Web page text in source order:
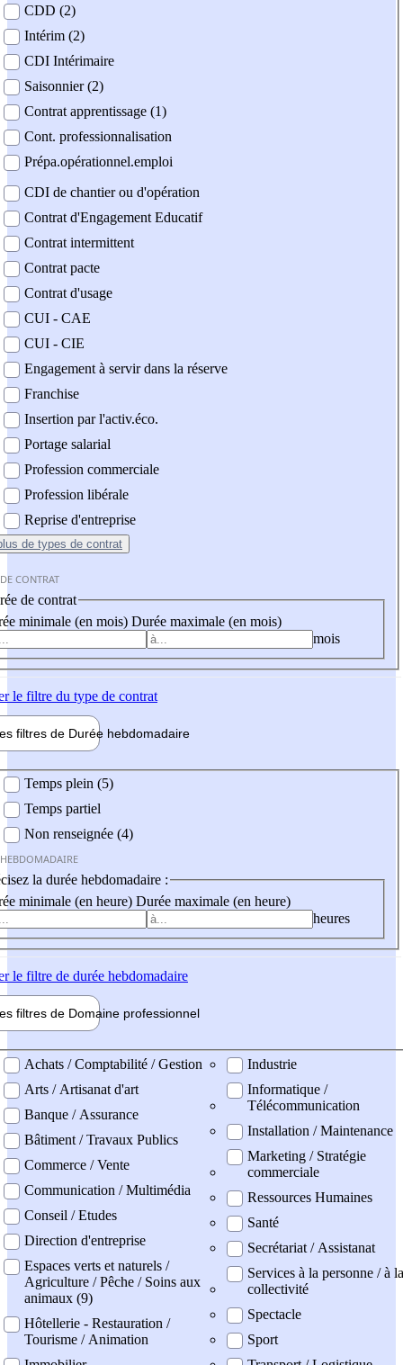
CDD (2)
Intérim (2)
CDI Intérimaire
Saisonnier (2)
Contrat apprentissage (1)
Cont. professionnalisation
Prépa.opérationnel.emploi
CDI de chantier ou d'opération
Contrat d'Engagement Educatif
Contrat intermittent
Contrat pacte
Contrat d'usage
CUI - CAE
CUI - CIE
Engagement à servir dans la réserve
Franchise
Insertion par l'activ.éco.
Portage salarial
Profession commerciale
Profession libérale
Reprise d'entreprise
de types de contrat
CONTRAT
de contrat
minimale (en mois) Durée maximale (en mois)
mois
le filtre du type de contrat
filtres de Durée hebdomadaire
Temps plein (5)
Temps partiel
Non renseignée (4)
la durée hebdomadaire :
minimale (en heure) Durée maximale (en heure)
heures
le filtre de durée hebdomadaire
filtres de Domaine professionnel
professionel
Achats / Comptabilité / Gestion
Arts / Artisanat d'art
Banque / Assurance
Bâtiment / Travaux Publics
Commerce / Vente
Communication / Multimédia
Conseil / Etudes
Direction d'entreprise
Espaces verts et naturels /
Agriculture / Pêche / Soins aux
animaux (9)
Hôtellerie - Restauration /
Tourisme / Animation
Industrie
Informatique /
Télécommunication
Installation / Maintenance
Marketing / Stratégie
commerciale
Ressources Humaines
Santé
Secrétariat / Assistanat
Services à la personne / à la
collectivité
Spectacle
Sport